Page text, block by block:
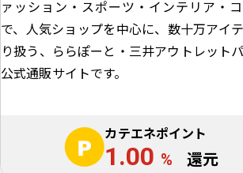
ァッション・スポーツ・インテリア・
で、人気ショップを中心に、数十万アイ
り扱う、ららぽーと・三井アウトレット
公式通販サイトです。
カテエネポイント
1.00 % 還元